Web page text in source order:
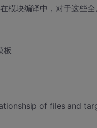
模块编译中，对于这些全
板
of files and